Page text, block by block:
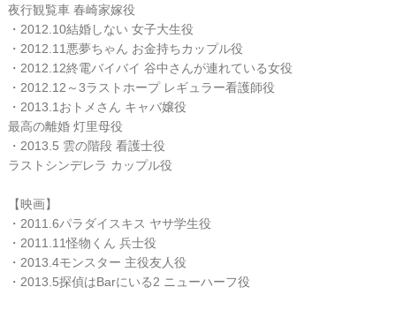
夜行観覧車 春崎家嫁役
・2012.10結婚しない 女子大生役
・2012.11悪夢ちゃん お金持ちカップル役
・2012.12終電バイバイ 谷中さんが連れている女役
・2012.12～3ラストホープ レギュラー看護師役
・2013.1おトメさん キャバ嬢役
最高の離婚 灯里母役
・2013.5 雲の階段 看護士役
ラストシンデレラ カップル役
【映画】
・2011.6パラダイスキス ヤサ学生役
・2011.11怪物くん 兵士役
・2013.4モンスター 主役友人役
・2013.5探偵はBarにいる2 ニューハーフ役